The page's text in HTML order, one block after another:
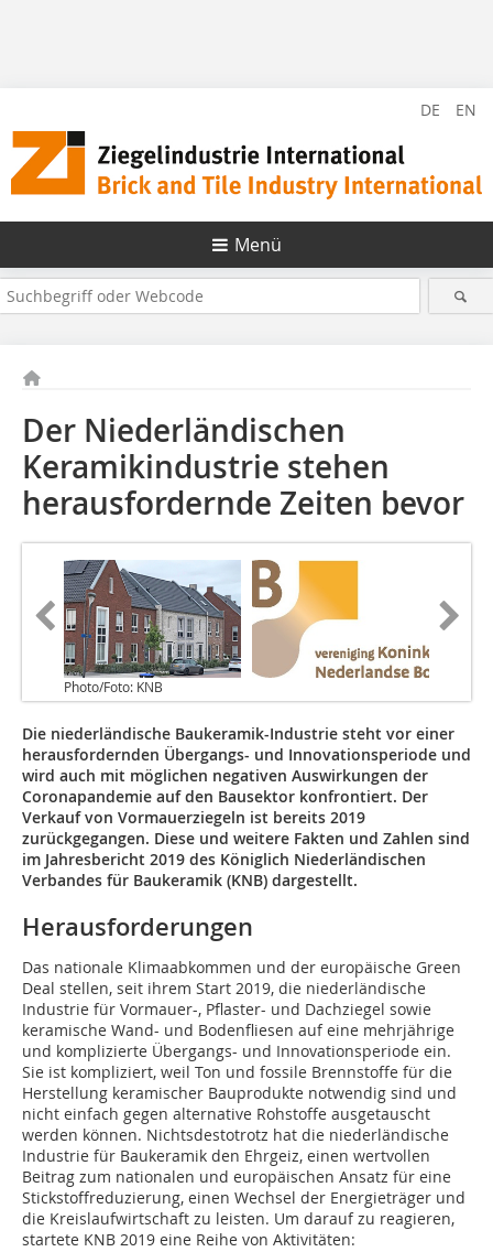
DE EN
Menü
Der Niederländischen
Keramikindustrie stehen
herausfordernde Zeiten bevor
Photo/Foto: KNB
Die niederländische Baukeramik-Industrie steht vor einer
herausfordernden Übergangs- und Innovationsperiode und
wird auch mit möglichen negativen Auswirkungen der
Coronapandemie auf den Bausektor konfrontiert. Der
Verkauf von Vormauerziegeln ist bereits 2019
zurückgegangen. Diese und weitere Fakten und Zahlen sind
im Jahresbericht 2019 des Königlich Niederländischen
Verbandes für Baukeramik (KNB) dargestellt.
Herausforderungen
Das nationale Klimaabkommen und der europäische Green
Deal stellen, seit ihrem Start 2019, die niederländische
Industrie für Vormauer-, Pflaster- und Dachziegel sowie
keramische Wand- und Bodenfliesen auf eine mehrjährige
und komplizierte Übergangs- und Innovationsperiode ein.
Sie ist kompliziert, weil Ton und fossile Brennstoffe für die
Herstellung keramischer Bauprodukte notwendig sind und
nicht einfach gegen alternative Rohstoffe ausgetauscht
werden können. Nichtsdestotrotz hat die niederländische
Industrie für Baukeramik den Ehrgeiz, einen wertvollen
Beitrag zum nationalen und europäischen Ansatz für eine
Stickstoffreduzierung, einen Wechsel der Energieträger und
die Kreislaufwirtschaft zu leisten. Um darauf zu reagieren,
startete KNB 2019 eine Reihe von Aktivitäten: